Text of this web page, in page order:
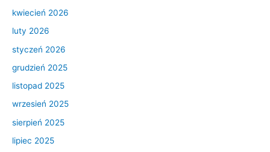
kwiecień 2026
luty 2026
styczeń 2026
grudzień 2025
listopad 2025
wrzesień 2025
sierpień 2025
lipiec 2025